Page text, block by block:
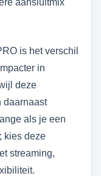
aansluitmix
is het verschil
in
deze
daarnaast
als je een
kies deze
streaming,